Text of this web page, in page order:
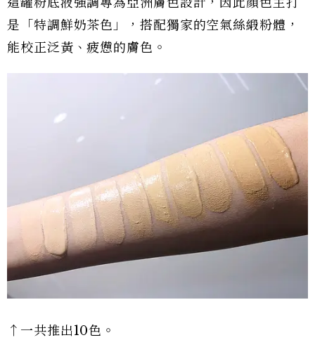
是「特調鮮奶茶色」，搭配獨家的空氣絲緞粉體，
能校正泛黃、疲憊的膚色。
↑一共推出10色。